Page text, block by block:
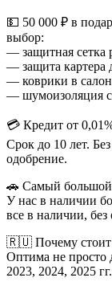
💵 50 000 ₽ в
выбор:
— защитная сетка
— защита
— коврики в
— шумоизоляция
💳 Кредит от
Срок до 10 лет.
одобрение.
🚗 Самый
У нас в наличии
все в наличии,
🇷🇺 Почему стоит
Оптима не просто
2023, 2024, 2025 гг.